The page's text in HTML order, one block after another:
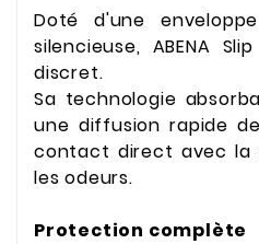
Doté d'une
silencieuse, ABENA
discret.
Sa technologie
une diffusion rapide
contact direct avec la
les odeurs.
Protection complète